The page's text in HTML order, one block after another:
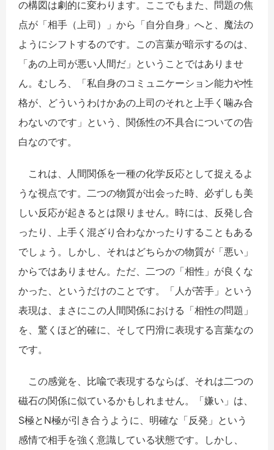
の構図は劇的に変わります。ここでもまた、問題の焦
点が「相手（上司）」から「自分自身」へと、魔法の
ようにシフトするのです。この言葉が暗示するのは、
「あの上司が悪い人間だ」ということではありませ
ん。むしろ、「私自身のコミュニケーション能力や性
格が、どういうわけかあの上司のそれと上手く噛み合
わないのです」という、関係性の不具合についての告
白なのです。
これは、人間関係を一種の化学反応として捉えるよ
うな視点です。二つの物質が出会った時、必ずしも美
しい反応が起きるとは限りません。時には、反発し合
ったり、上手く混ざり合わなかったりすることもある
でしょう。しかし、それはどちらかの物質が「悪い」
からではありません。ただ、二つの「相性」が良くな
かった、というだけのことです。「人が苦手」という
表現は、まさにこの人間関係における「相性の問題」
を、驚くほど的確に、そして円滑に表現する言葉なの
です。
この感覚を、比喩で表現するならば、それは二つの
磁石の関係に似ているかもしれません。「嫌い」は、
S極とN極が引き合うように、明確な「反発」という
感情で相手を強く意識している状態です。しかし、